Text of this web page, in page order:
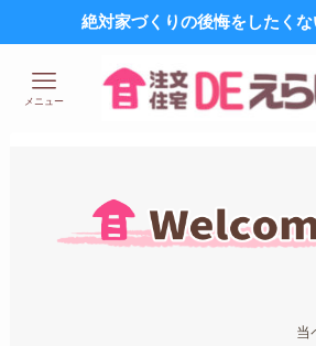
絶対家づくりの後悔をしたく
メニュー
当